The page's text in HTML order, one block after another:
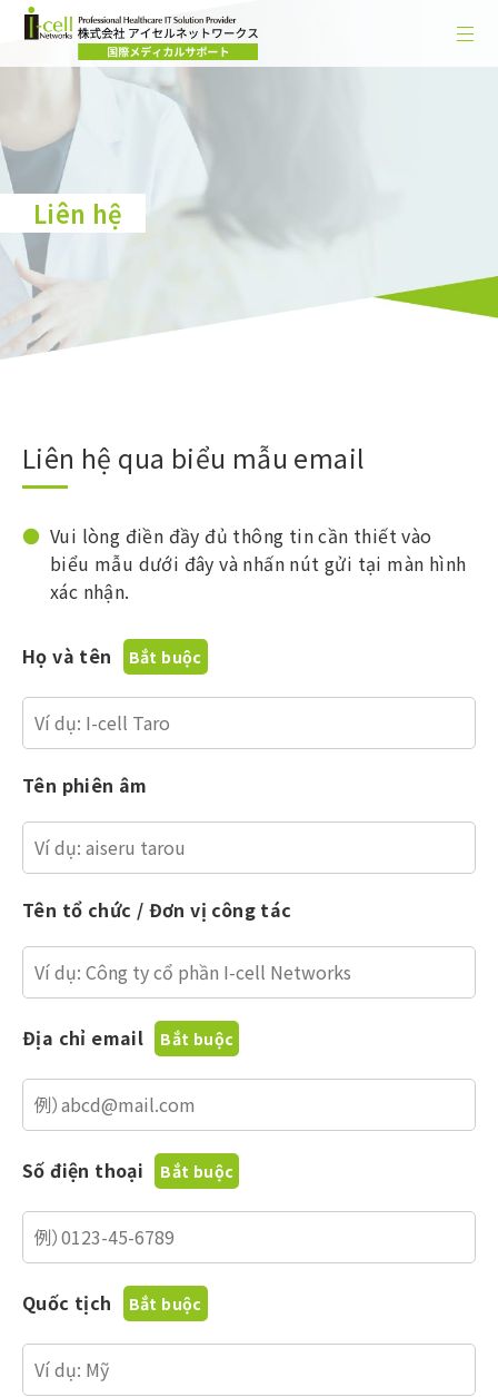
Liên hệ
Liên hệ qua biểu mẫu email
Vui lòng điền đầy đủ thông tin cần thiết vào
biểu mẫu dưới đây và nhấn nút gửi tại màn hình
xác nhận.
Họ và tên
Tên phiên âm
Tên tổ chức / Đơn vị công tác
Địa chỉ email
Số điện thoại
Quốc tịch